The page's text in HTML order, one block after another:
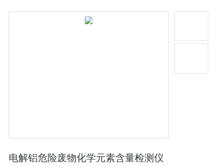
电解铝危险废物化学元素含量检测仪